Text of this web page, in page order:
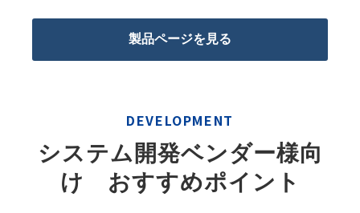
製品ページを見る
DEVELOPMENT
システム開発ベンダー様向
け　おすすめポイント